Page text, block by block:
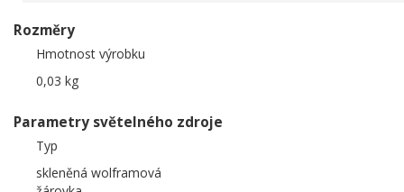
Rozměry
Hmotnost výrobku
0,03 kg
Parametry světelného zdroje
Typ
skleněná wolframová